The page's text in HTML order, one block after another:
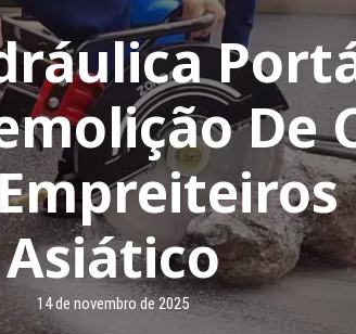
De
Asiático
14 de novembro de 2025